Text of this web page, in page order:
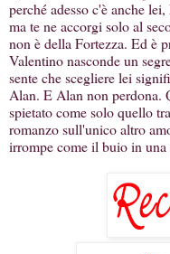
perché adesso c'è anche
ma te ne accorgi solo al
non è della Fortezza. Ed è
Valentino nasconde un
sente che scegliere lei
Alan. E Alan non perdona.
spietato come solo quello
romanzo sull'unico altro
irrompe come il buio in una